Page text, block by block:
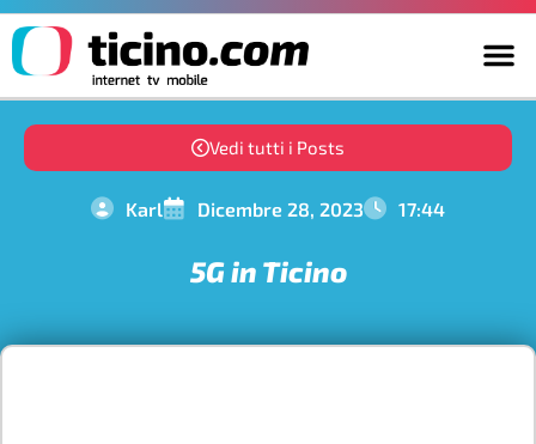
Vedi tutti i Posts
Karl Dicembre 28, 2023 17:44
5G in Ticino